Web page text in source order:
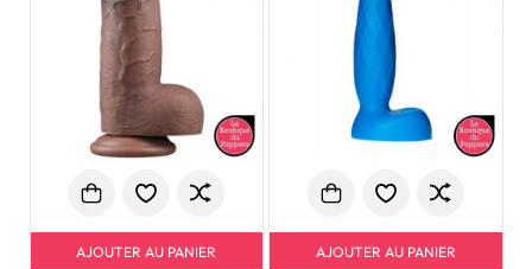
AJOUTER AU PANIER AJOUTER AU PANIER